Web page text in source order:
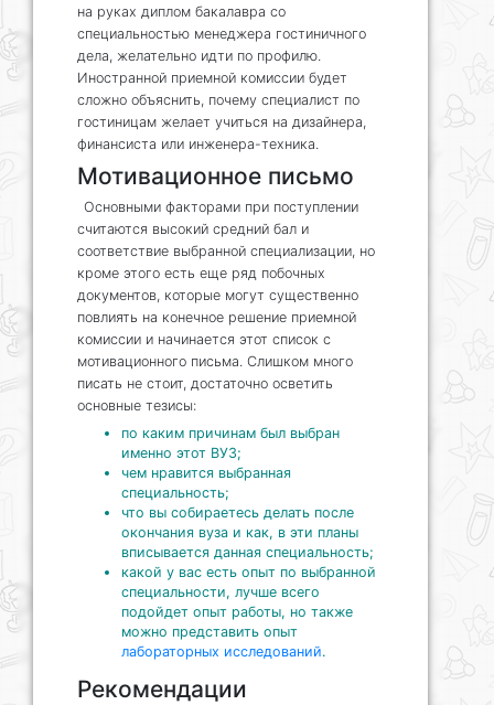
на руках диплом бакалавра со
специальностью менеджера гостиничного
дела, желательно идти по профилю.
Иностранной приемной комиссии будет
сложно объяснить, почему специалист по
гостиницам желает учиться на дизайнера,
финансиста или инженера-техника.
Мотивационное письмо
Основными факторами при поступлении
считаются высокий средний бал и
соответствие выбранной специализации, но
кроме этого есть еще ряд побочных
документов, которые могут существенно
повлиять на конечное решение приемной
комиссии и начинается этот список с
мотивационного письма. Слишком много
писать не стоит, достаточно осветить
основные тезисы:
по каким причинам был выбран
именно этот ВУЗ;
чем нравится выбранная
специальность;
что вы собираетесь делать после
окончания вуза и как, в эти планы
вписывается данная специальность;
какой у вас есть опыт по выбранной
специальности, лучше всего
подойдет опыт работы, но также
можно представить опыт
лабораторных исследований.
Рекомендации